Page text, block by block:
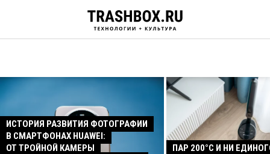
ИСТОРИЯ РАЗВИТИЯ ФОТОГРАФИИ
В СМАРТФОНАХ HUAWEI:
ОТ ТРОЙНОЙ КАМЕРЫ
ПАР 200°C И НИ